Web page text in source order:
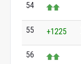
54
55 +1225
56